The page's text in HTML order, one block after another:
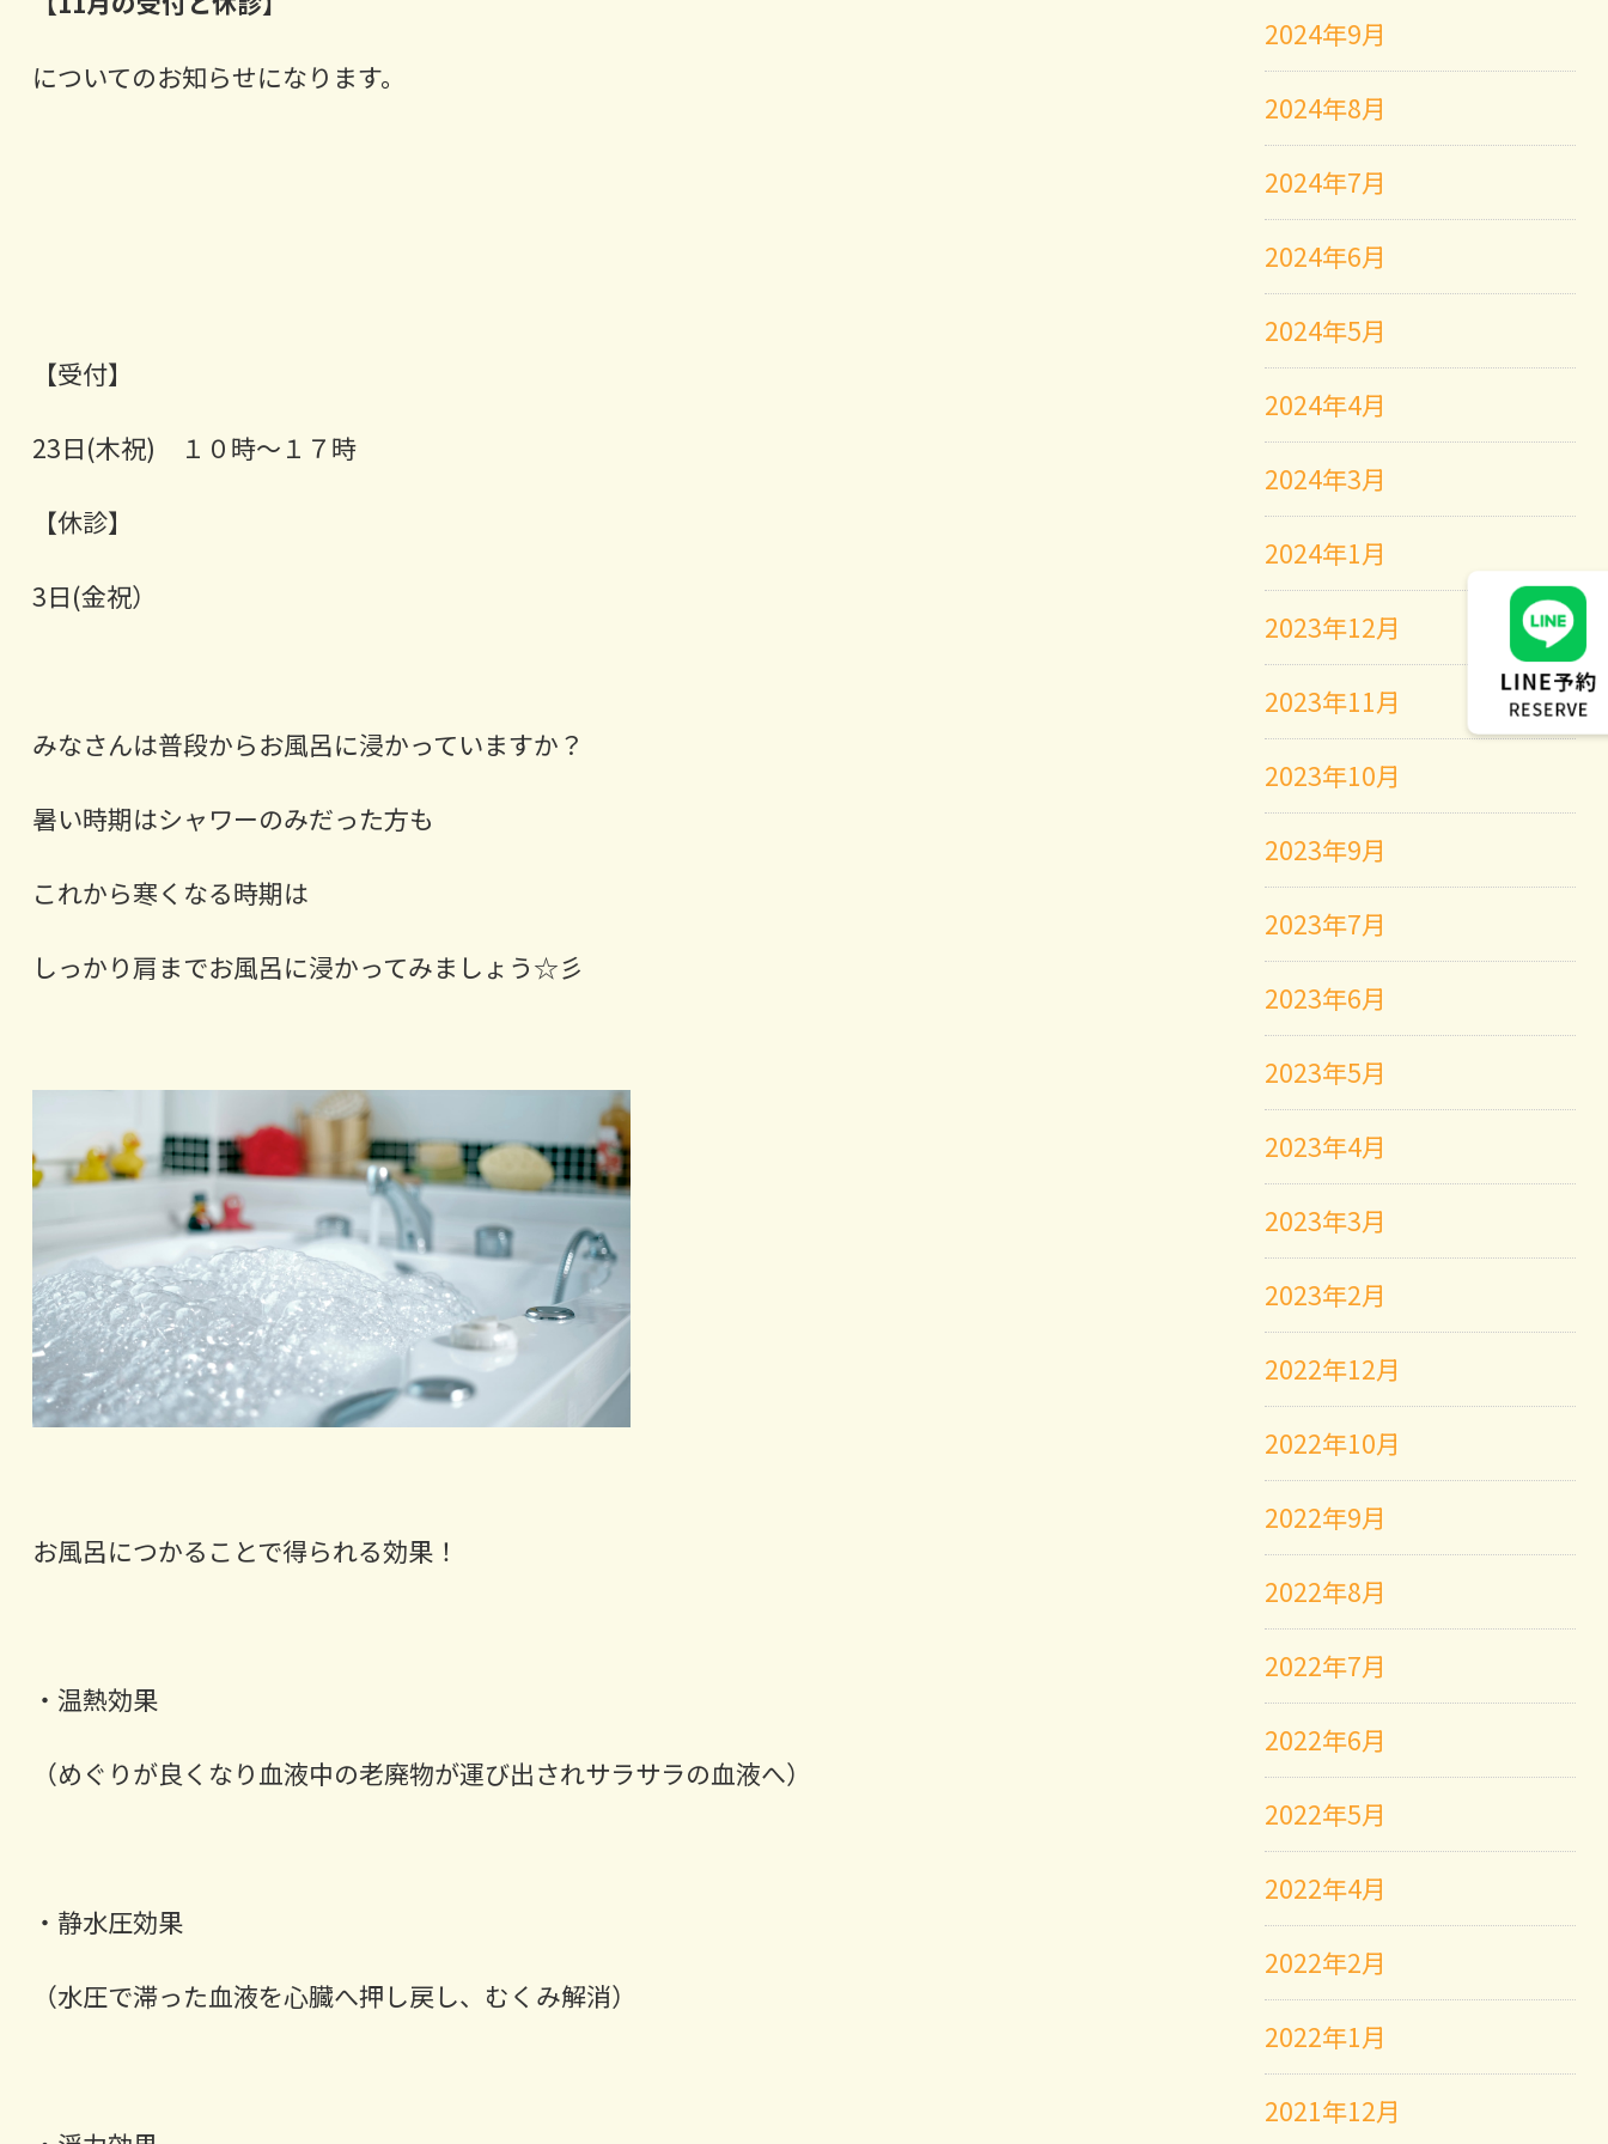
についてのお知らせになります。
【受付】
23日(木祝) １０時～１７時
【休診】
3日(金祝）
みなさんは普段からお風呂に浸かっていますか？
暑い時期はシャワーのみだった方も
これから寒くなる時期は
しっかり肩までお風呂に浸かってみましょう☆彡
お風呂につかることで得られる効果！
・温熱効果
（めぐりが良くなり血液中の老廃物が運び出されサラサラの血液へ）
・静水圧効果
（水圧で滞った血液を心臓へ押し戻し、むくみ解消）
2024年9月
2024年8月
2024年7月
2024年6月
2024年5月
2024年4月
2024年3月
2024年1月
2023年12月
2023年11月
2023年10月
2023年9月
2023年7月
2023年6月
2023年5月
2023年4月
2023年3月
2023年2月
2022年12月
2022年10月
2022年9月
2022年8月
2022年7月
2022年6月
2022年5月
2022年4月
2022年2月
2022年1月
2021年12月